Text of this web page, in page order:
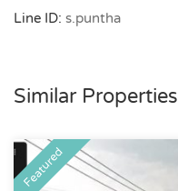
Line ID: s.puntha
Similar Properties
Featured